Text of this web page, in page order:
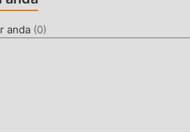
beradaptasi yang sangat
anda (0)